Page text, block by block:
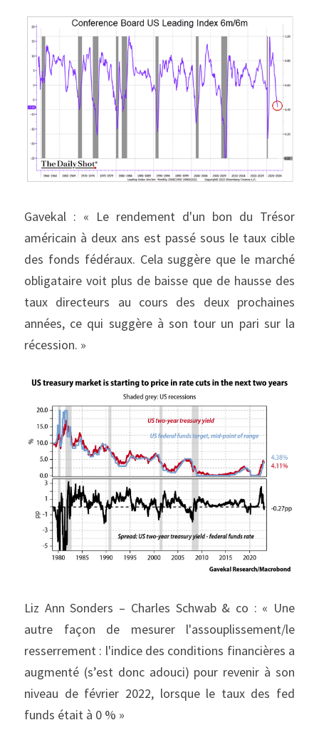
Gavekal : « Le rendement d'un bon du Trésor
américain à deux ans est passé sous le taux cible
des fonds fédéraux. Cela suggère que le marché
obligataire voit plus de baisse que de hausse des
taux directeurs au cours des deux prochaines
années, ce qui suggère à son tour un pari sur la
récession. »
Liz Ann Sonders – Charles Schwab & co : « Une
autre façon de mesurer l'assouplissement/le
resserrement : l'indice des conditions financières a
augmenté (s’est donc adouci) pour revenir à son
niveau de février 2022, lorsque le taux des fed
funds était à 0 % »